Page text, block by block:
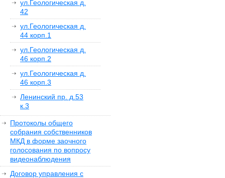
ул.Геологическая д.
42
ул.Геологическая д.
44 корп.1
ул.Геологическая д.
46 корп.2
ул.Геологическая д.
46 корп.3
Ленинский пр. д.53
к.3
Протоколы общего
собрания собственников
МКД в форме заочного
голосования по вопросу
видеонаблюдения
Договор управления с